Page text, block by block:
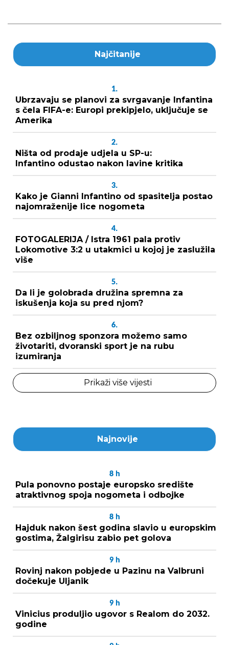
Najčitanije
1.
Ubrzavaju se planovi za svrgavanje Infantina
s čela FIFA-e: Europi prekipjelo, uključuje se
Amerika
2.
Ništa od prodaje udjela u SP-u:
Infantino odustao nakon lavine kritika
3.
Kako je Gianni Infantino od spasitelja postao
najomraženije lice nogometa
4.
FOTOGALERIJA / Istra 1961 pala protiv
Lokomotive 3:2 u utakmici u kojoj je zaslužila
više
5.
Da li je golobrada družina spremna za
iskušenja koja su pred njom?
6.
Bez ozbiljnog sponzora možemo samo
životariti, dvoranski sport je na rubu
izumiranja
Prikaži više vijesti
Najnovije
8 h
Pula ponovno postaje europsko središte
atraktivnog spoja nogometa i odbojke
8 h
Hajduk nakon šest godina slavio u europskim
gostima, Žalgirisu zabio pet golova
9 h
Rovinj nakon pobjede u Pazinu na Valbruni
dočekuje Uljanik
9 h
Vinicius produljio ugovor s Realom do 2032.
godine